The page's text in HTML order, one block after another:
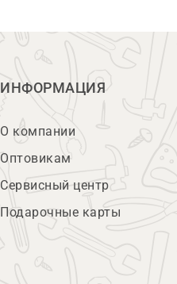
ИНФОРМАЦИЯ
О компании
Оптовикам
Сервисный центр
Подарочные карты